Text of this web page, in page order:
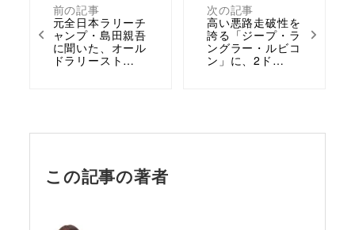
前の記事
元全日本ラリーチ
ャンプ・島田親吾
に聞いた、オール
ドラリースト…
次の記事
高い悪路走破性を
誇る「ジープ・ラ
ングラー・ルビコ
ン」に、2ド…
この記事の著者